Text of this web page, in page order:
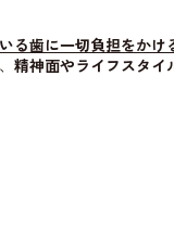
る歯に一切負担をか
精神面やライフスタイ